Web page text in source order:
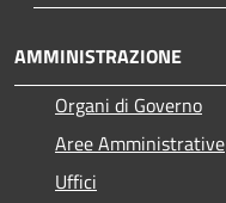
AMMINISTRAZIONE
Organi di Governo
Aree Amministrative
Uffici